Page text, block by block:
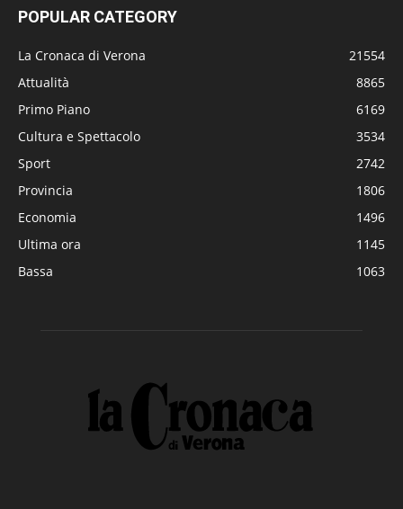
POPULAR CATEGORY
La Cronaca di Verona
21554
Attualità
8865
Primo Piano
6169
Cultura e Spettacolo
3534
Sport
2742
Provincia
1806
Economia
1496
Ultima ora
1145
Bassa
1063